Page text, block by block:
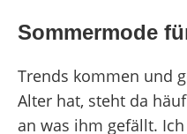
Sommermode
Trends kommen und
Alter hat, steht da
an was ihm gefällt.